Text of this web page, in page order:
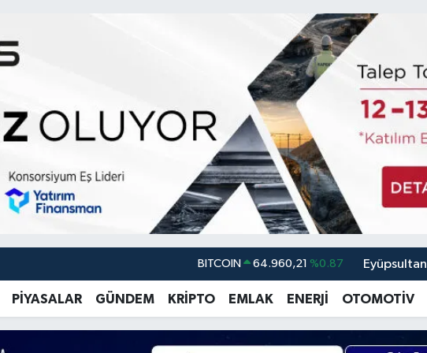
DOLAR 47,7436 %0.18
EURO 55,2510 %0.32
STERLİN 64,4811 %0.38
GRAM ALTIN 6660.55 %0.03
Eyüpsultan
PİYASALAR GÜNDEM KRİPTO EMLAK ENERJİ OTOMOTİV